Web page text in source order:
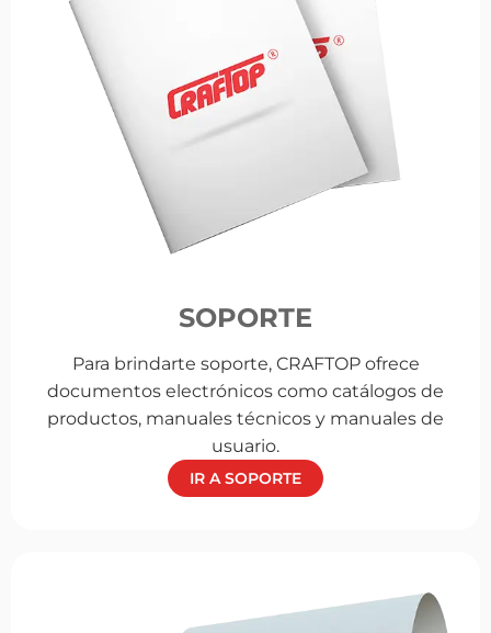
SOPORTE
Para brindarte soporte, CRAFTOP ofrece
documentos electrónicos como catálogos de
productos, manuales técnicos y manuales de
usuario.
IR A SOPORTE